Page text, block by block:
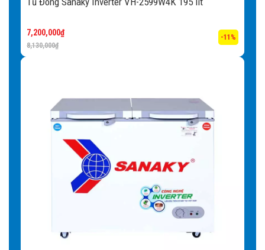
8,130,000₫
7,200,000₫
-11%